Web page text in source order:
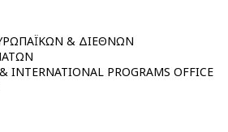
& ΔΙΕΘΝΩΝ
INTERNATIONAL PROGRAMS OFFICE